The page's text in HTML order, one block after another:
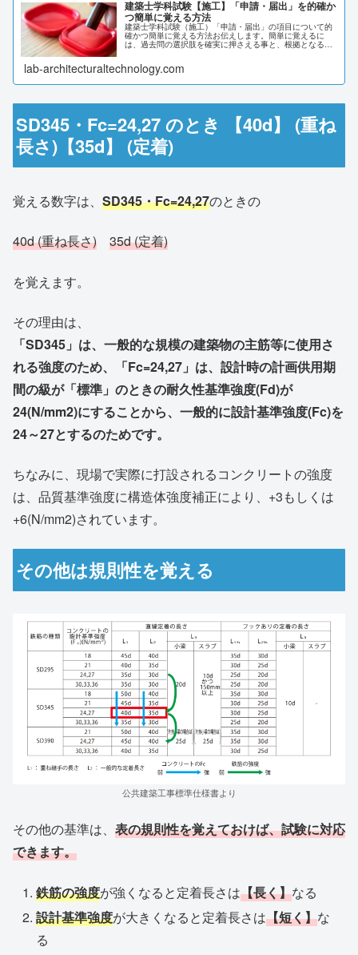
建築士学科試験【施工】「申請・届出」を的確か
つ簡単に覚える方法
建築士学科試験（施工）「申請・届出」の項目について的
確かつ簡単に覚える方法お伝えします。簡単に覚えるに
は、過去問の選択肢を確実に押さえる事と、根拠となる法
のや確認申請のように実務では代理者が申請を行っている
ものがあるので注意しましょう。
lab-architecturaltechnology.com
SD345・Fc=24,27 のとき 【40d】 (重ね
長さ)【35d】 (定着)
覚える数字は、 SD345・Fc=24,27のときの
40d (重ね長さ) 35d (定着)
を覚えます。
その理由は、
「SD345」は、一般的な規模の建築物の主筋等に使用さ
れる強度のため、「Fc=24,27」は、設計時の計画供用期
間の級が「標準」のときの耐久性基準強度(Fd)が
24(N/mm2)にすることから、一般的に設計基準強度(Fc)を
24～27とするのためです。
ちなみに、現場で実際に打設されるコンクリートの強度
は、品質基準強度に構造体強度補正により、+3もしくは
+6(N/mm2)されています。
その他は規則性を覚える
公共建築工事標準仕様書より
その他の基準は、 表の規則性を覚えておけば、試験に対応
できます。
鉄筋の強度が強くなると定着長さは【長く】なる
設計基準強度が大きくなると定着長さは【短く】な
る